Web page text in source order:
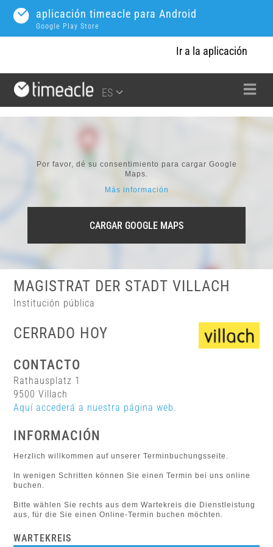
aplicación timeacle para Android
Google Play Store
Ir a la aplicación
ES
Por favor, dé su consentimiento para cargar Google
Maps.
Más información
CARGAR GOOGLE MAPS
MAGISTRAT DER STADT VILLACH
Institución pública
CERRADO HOY
CONTACTO
Rathausplatz 1
9500 Villach
Aquí accederá a nuestra página web.
INFORMACIÓN
Herzlich willkommen auf unserer Terminbuchungsseite.
In wenigen Schritten können Sie einen Termin bei uns online
buchen.
Bitte wählen Sie rechts aus dem Wartekreis die Dienstleistung
aus, für die Sie einen Online-Termin buchen möchten.
WARTEKREIS